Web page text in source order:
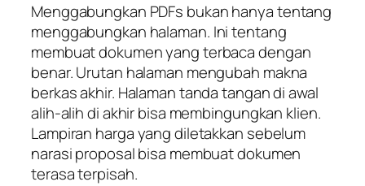
Menggabungkan PDFs bukan hanya tentang
menggabungkan halaman. Ini tentang
membuat dokumen yang terbaca dengan
benar. Urutan halaman mengubah makna
berkas akhir. Halaman tanda tangan di awal
alih-alih di akhir bisa membingungkan klien.
Lampiran harga yang diletakkan sebelum
narasi proposal bisa membuat dokumen
terasa terpisah.